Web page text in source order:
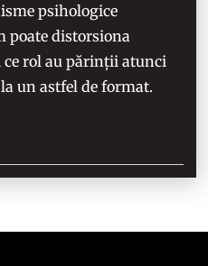
psihologice
poate distorsiona
ce rol au părinții atunci
un astfel de format.